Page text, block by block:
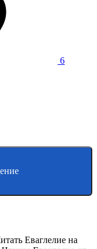
6
Еваглелие на